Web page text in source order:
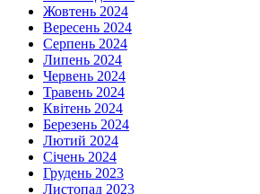
Жовтень 2024
Вересень 2024
Серпень 2024
Липень 2024
Червень 2024
Травень 2024
Квітень 2024
Березень 2024
Лютий 2024
Січень 2024
Грудень 2023
Листопад 2023